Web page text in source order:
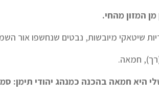
מן המזון מהחי.
חמאה.
היא חמאה בהכנה כמנהג יהודי תימן: